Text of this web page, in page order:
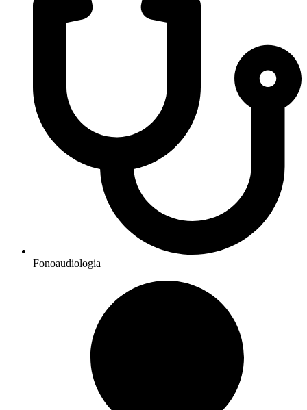
Fonoaudiologia